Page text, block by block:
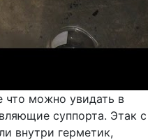
что можно увидать в
суппорта. Этак с
внутри герметик,